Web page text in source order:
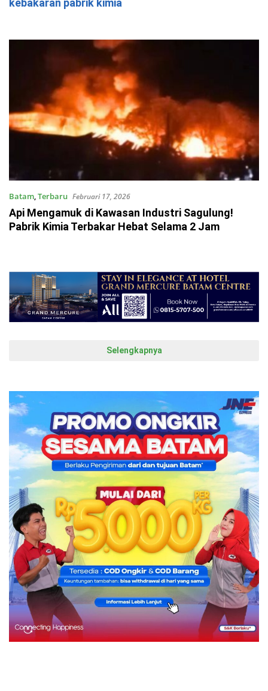
kebakaran pabrik kimia
Batam,Terbaru Februari 17, 2026
Api Mengamuk di Kawasan Industri Sagulung!
Pabrik Kimia Terbakar Hebat Selama 2 Jam
Selengkapnya